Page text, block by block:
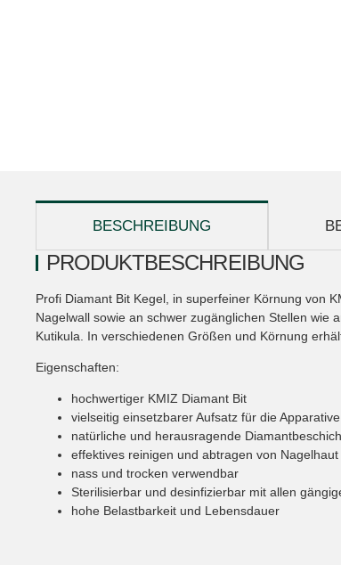
weitere Registerkarten anzeigen
BESCHREIBUNG
PRODUKTBESCHREIBUNG
Profi Diamant Bit Kegel, in superfeiner Körnung von
Nagelwall sowie an schwer zugänglichen Stellen
Kutikula. In verschiedenen Größen und Körnung
Eigenschaften:
hochwertiger KMIZ Diamant Bit
vielseitig einsetzbarer Aufsatz für die
natürliche und herausragende
effektives reinigen und abtragen von
nass und trocken verwendbar
Sterilisierbar und desinfizierbar mit allen
hohe Belastbarkeit und Lebensdauer